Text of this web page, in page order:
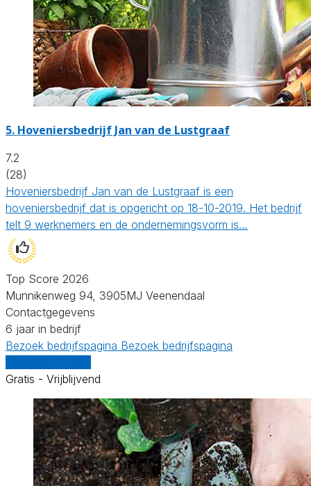
5. Hoveniersbedrijf Jan van de Lustgraaf
7.2
(28)
Hoveniersbedrijf Jan van de Lustgraaf is een
hoveniersbedrijf dat is opgericht op 18-10-2019. Het bedrijf
telt 9 werknemers en de ondernemingsvorm is…
Top Score 2026
Munnikenweg 94, 3905MJ Veenendaal
Contactgegevens
6 jaar in bedrijf
Bezoek bedrijfspagina Bezoek bedrijfspagina
Gratis - Vrijblijvend